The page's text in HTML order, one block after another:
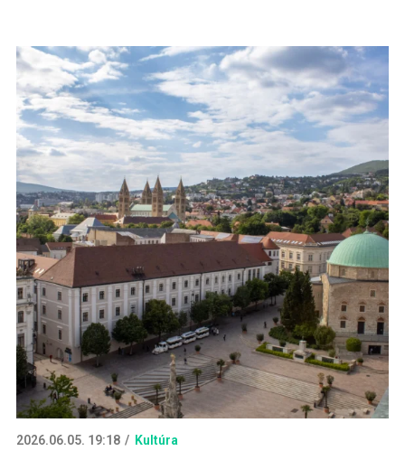
2026.06.05. 19:18 Kultúra